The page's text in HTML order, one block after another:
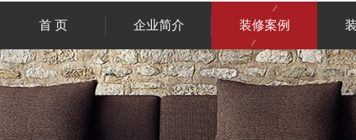
首 页 企业简介 装修案例